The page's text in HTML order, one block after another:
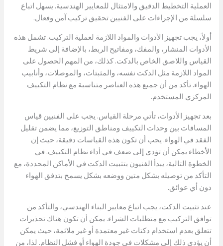
العملية التخطيط الدقيق والامتثال للمعايير الهندسية. يسهل اتباع
سلسلة من الإجراءات على الفنيين تحقيق تركيب آمن وفعال.
أولاً، يجب تجهيز الأدوات والمواد اللازمة لعملية التركيب. تشمل هذه
الأدوات المنشار، والمفك، ومفاتيح الربط، بالإضافة إلى شريط
القياس واللاصق الخاص بالدكت. كذلك، من المهم الحصول على
المواد اللازمة مثل الدكت نفسه، والمثبتات، والموصلات، وأنابيب
الهواء. تأكد من أن جميع هذه العناصر متناسبة مع نظام التكييف
المركزي المستخدم.
بعد تجهيز الأدوات، تأتي مرحلة القياس. يجب على الفنيين قياس
المسافات بين وحدات التكييف ومناطق التوزيع، مما يضمن تقليل
الفقد في الهواء. يجب أن تكون هذه القياسات دقيقة، حيث إن
الأخطاء يمكن أن تؤدي إلى ضعف في أداء نظام التكييف. في
الخطوة التالية، يبدأ الفنيون بتثبيت الدكت في الأماكن المحددة، مع
التأكد من توصيله بشكل متين ووضعه بشكل يسمح بتدفق الهواء
دون أي عوائق.
عند تثبيت الدكت، يجب اتباع معايير البناء الهندسي، والتأكد من
توافق التركيب مع متطلبات الشراء. يمكن أن تكون هناك تحذيرات
تتعلق بعدم استخدام دكتات غير معتمدة أو غير ملائمة، حيث يمكن
أن يؤدي ذلك إلى مشكلات في جودة الهواء أو فشل النظام. لذا، من